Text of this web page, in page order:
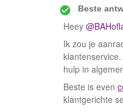
Beste
Heey
Ik zou je
hulp in
Beste is even
klantgerichte